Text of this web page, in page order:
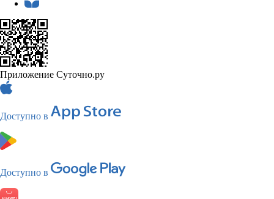
Приложение Суточно.ру
Доступно в
Доступно в